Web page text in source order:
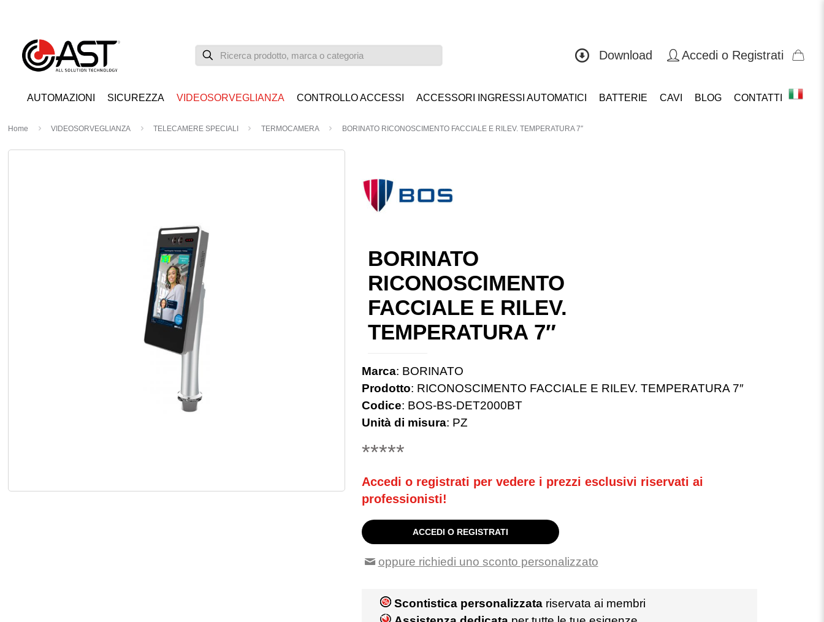
Download Accedi o Registrati
AUTOMAZIONI SICUREZZA VIDEOSORVEGLIANZA CONTROLLO ACCESSI ACCESSORI INGRESSI AUTOMATICI BATTERIE CAVI BLOG CONTATTI
Home VIDEOSORVEGLIANZA TELECAMERE SPECIALI TERMOCAMERA BORINATO RICONOSCIMENTO FACCIALE E RILEV. TEMPERATURA 7″
BORINATO
RICONOSCIMENTO
FACCIALE E RILEV.
TEMPERATURA 7″
Marca: BORINATO
Prodotto: RICONOSCIMENTO FACCIALE E RILEV. TEMPERATURA 7″
Codice: BOS-BS-DET2000BT
Unità di misura: PZ
*****
Accedi o registrati per vedere i prezzi esclusivi riservati ai
professionisti!
ACCEDI O REGISTRATI
oppure richiedi uno sconto personalizzato
Scontistica personalizzatariservata ai membri